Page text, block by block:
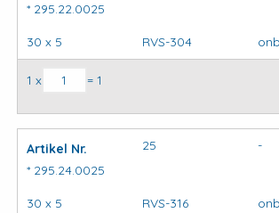
* 295.22.0025
30 x 5 RVS-304
Kapbeugels DIN3567 (stel) model C
1 x = 1
Artikel Nr.
* 295.24.0025
25 -
30 x 5 RVS-316